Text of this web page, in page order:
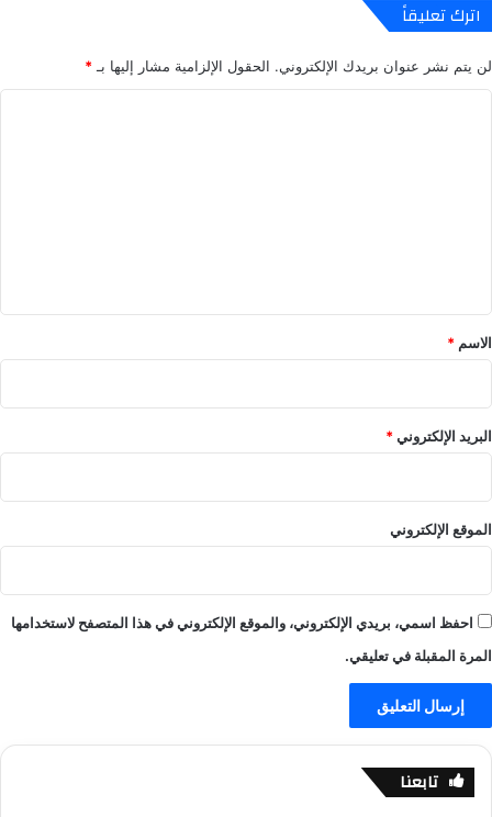
اترك تعليقاً
لن يتم نشر عنوان بريدك الإلكتروني. الحقول الإلزامية مشار إليها بـ *
*
الاسم *
البريد الإلكتروني*
الموقع الإلكتروني
احفظ اسمي، بريدي الإلكتروني، والموقع الإلكتروني في هذا المتصفح لاستخدامها
المرة المقبلة في تعليقي.
تابعنا